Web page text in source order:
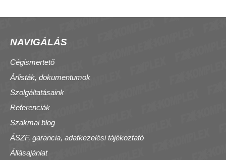
NAVIGÁLÁS
Cégismertető
Árlisták, dokumentumok
Szolgáltatásaink
Referenciák
Szakmai blog
ÁSZF, garancia, adatkezelési tájékoztató
Állásajánlat